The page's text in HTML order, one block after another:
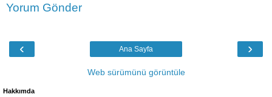
Yorum Gönder
‹ ›
Ana Sayfa
Web sürümünü görüntüle
Hakkımda